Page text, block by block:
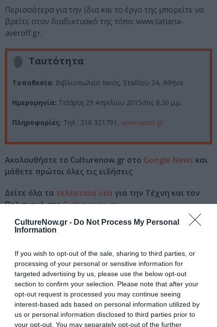
CultureNow.gr - Do Not Process My Personal
Information
If you wish to opt-out of the sale, sharing to third parties, or
processing of your personal or sensitive information for
targeted advertising by us, please use the below opt-out
section to confirm your selection. Please note that after your
opt-out request is processed you may continue seeing
interest-based ads based on personal information utilized by
us or personal information disclosed to third parties prior to
your opt-out. You may separately opt-out of the further
Περισσότερα για την ίδια και το έργο της μπορείτε να
βρείτε στον διαδικτυακό της τόπο: www.tatiana-
averoff.gr.
Ταυτότητα
Τοποθεσία: Βιβλιοπωλείο Ιανός, Σταδίου 24, Αθήνα
Ημερομηνία: Τετάρτη 29 Απριλίου 2015στις 8.30 μ.μ.
Πληροφορίες: Τηλ.: 210 321791, www.ianos.gr
Ακολουθήστε το Culturenow.gr στο Google News και
μάθετε πρώτοι όλες τις ειδήσεις
Δείτε όλα τα τελευταία νέα για την Τέχνη και τον
Πολιτισμό στοCulturenow.gr
Νέοι Διαγωνισμοί
Tags
ΔΩΡΕΑΝ ΕΚΔΗΛΩΣΕΙΣ ΤΑΤΙΑΝΑ ΑΒΕΡΩΦ
Newsletter
Κάθε βδομάδα στο e-mail σας τα τελευταία νέα για